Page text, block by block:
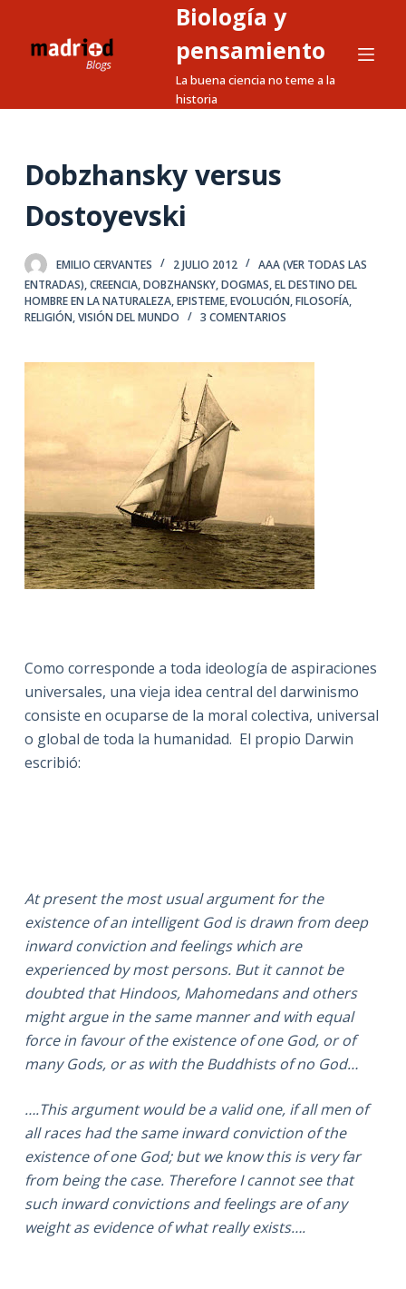
a
n
e
n
Biología y
pensamiento
La buena ciencia no teme a la
historia
Dobzhansky versus
Dostoyevski
EMILIO CERVANTES 2 JULIO 2012
AAA (VER TODAS LAS
ENTRADAS),CREENCIA,DOBZHANSKY,DOGMAS,EL DESTINO DEL
HOMBRE EN LA NATURALEZA,EPISTEME,EVOLUCIÓN,FILOSOFÍA,
RELIGIÓN,VISIÓN DEL MUNDO 3 COMENTARIOS
Como corresponde a toda ideología de aspiraciones
universales, una vieja idea central del darwinismo
consiste en ocuparse de la moral colectiva, universal
o global de toda la humanidad. El propio Darwin
escribió:
At present the most usual argument for the
existence of an intelligent God is drawn from deep
inward conviction and feelings which are
experienced by most persons. But it cannot be
doubted that Hindoos, Mahomedans and others
might argue in the same manner and with equal
force in favour of the existence of one God, or of
many Gods, or as with the Buddhists of no God…
….This argument would be a valid one, if all men of
all races had the same inward conviction of the
existence of one God; but we know this is very far
from being the case. Therefore I cannot see that
such inward convictions and feelings are of any
weight as evidence of what really exists….